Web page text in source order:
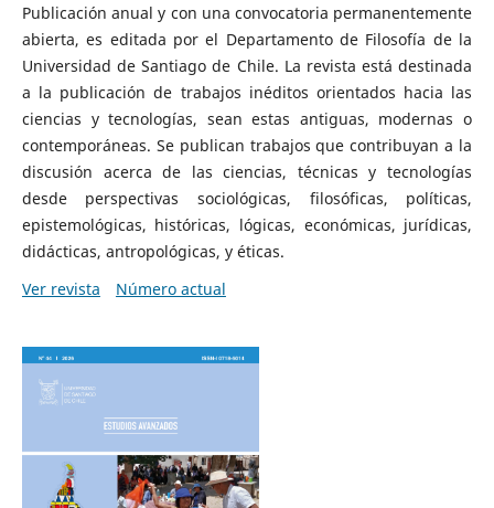
Publicación anual y con una convocatoria permanentemente
abierta, es editada por el Departamento de Filosofía de la
Universidad de Santiago de Chile. La revista está destinada
a la publicación de trabajos inéditos orientados hacia las
ciencias y tecnologías, sean estas antiguas, modernas o
contemporáneas. Se publican trabajos que contribuyan a la
discusión acerca de las ciencias, técnicas y tecnologías
desde perspectivas sociológicas, filosóficas, políticas,
epistemológicas, históricas, lógicas, económicas, jurídicas,
didácticas, antropológicas, y éticas.
Ver revista
Número actual